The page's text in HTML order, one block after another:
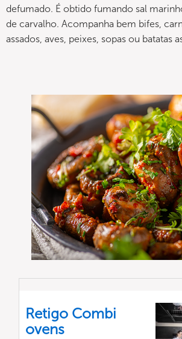
defumado. É obtido fumando sal
de carvalho. Acompanha bem bifes,
assados, aves, peixes, sopas ou batatas
Retigo Combi
ovens